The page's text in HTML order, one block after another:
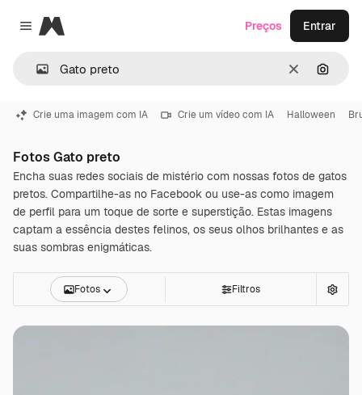
Close menu
Magnific
Limpar
Preços Entrar
Crie uma imagem com IA Crie um vídeo com IA Halloween
Fotos Gato preto
Encha suas redes sociais de mistério com nossas fotos de gatos
pretos. Compartilhe-as no Facebook ou use-as como imagem
de perfil para um toque de sorte e superstição. Estas imagens
captam a essência destes felinos, os seus olhos brilhantes e as
suas sombras enigmáticas.
Fotos Filtros